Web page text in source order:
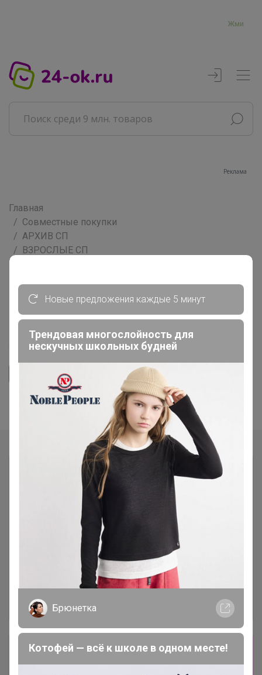
Жми
Реклама
Главная
Совместные покупки
АРХИВ СП
ВЗРОСЛЫЕ СП
Тренди. Модные и желанные
распродажи Турции
385 5.0 10.3K 30K
Ответить
Показаны записи 1-7из 7.
Сбор заказов в данной закупке
завершен
Новые предложения каждые 5 минут
Трендовая многослойность для
нескучных школьных будней
Брюнетка
Котофей — всё к школе в одном месте!